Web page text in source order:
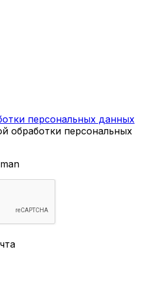
персональных данных
обработки персональных